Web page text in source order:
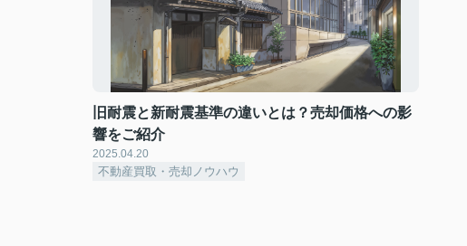
旧耐震と新耐震基準の違いとは？売却価格への影
響をご紹介
2025.04.20
不動産買取・売却ノウハウ